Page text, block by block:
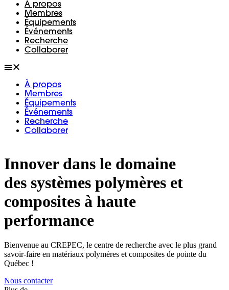
À propos
Membres
Équipements
Événements
Recherche
Collaborer
À propos
Membres
Équipements
Événements
Recherche
Collaborer
Innover dans le domaine
des systèmes polymères et
composites à haute
performance
Bienvenue au CREPEC, le centre de recherche avec le plus grand
savoir-faire en matériaux polymères et composites de pointe du
Québec !
Nous contacter